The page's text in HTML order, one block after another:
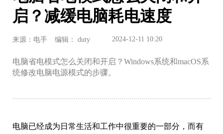
启？减缓电脑耗电速度
来源：电手 编辑： duty 2024-12-11 10:20
电脑省电模式怎么关闭和开启？Windows系统和macOS系
统修改电脑电源模式的步骤。
电脑已经成为日常生活和工作中很重要的一部分，而有